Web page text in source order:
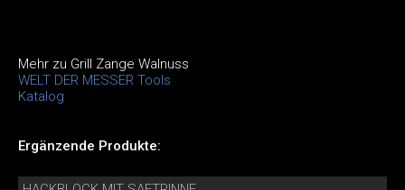
Mehr zu Grill Zange Walnuss
WELT DER MESSER Tools
Katalog
Ergänzende Produkte: